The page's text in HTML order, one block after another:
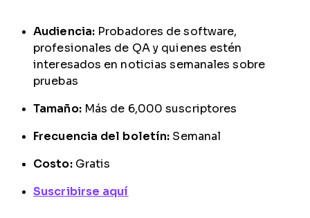
Audiencia: Probadores de software,
profesionales de QA y quienes estén
interesados en noticias semanales sobre
pruebas
Tamaño: Más de 6,000 suscriptores
Frecuencia del boletín: Semanal
Costo: Gratis
Suscribirse aquí